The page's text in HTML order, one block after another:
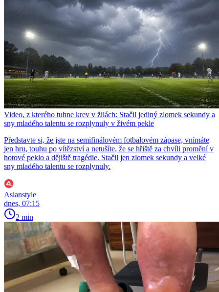
Video, z kterého tuhne krev v žilách: Stačil jediný zlomek sekundy a
sny mladého talentu se rozplynuly v živém pekle
Představte si, že jste na semifinálovém fotbalovém zápase, vnímáte
jen hru, touhu po vítězství a netušíte, že se hřiště za chvíli promění v
hotové peklo a dějiště tragédie. Stačil jen zlomek sekundy a velké
sny mladého talentu se rozplynuly.
Asianstyle
dnes, 07:15
2 min